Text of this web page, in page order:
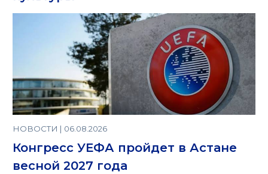
НОВОСТИ | 06.08.2026
Конгресс УЕФА пройдет в Астане
весной 2027 года